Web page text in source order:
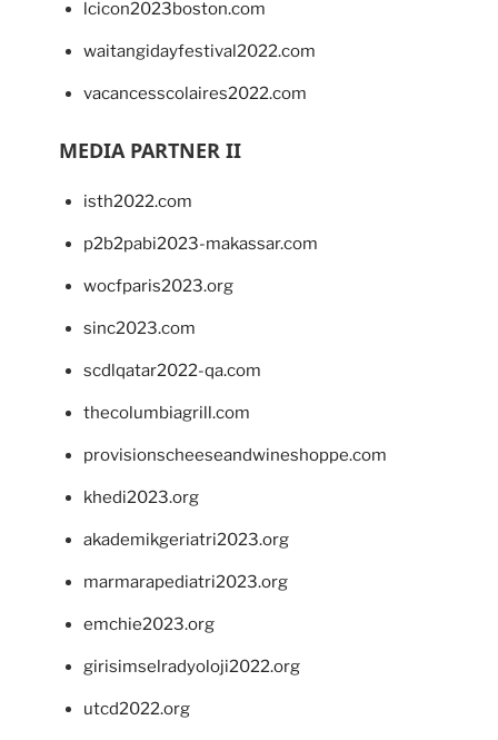
lcicon2023boston.com
waitangidayfestival2022.com
vacancesscolaires2022.com
MEDIA PARTNER II
isth2022.com
p2b2pabi2023-makassar.com
wocfparis2023.org
sinc2023.com
scdlqatar2022-qa.com
thecolumbiagrill.com
provisionscheeseandwineshoppe.com
khedi2023.org
akademikgeriatri2023.org
marmarapediatri2023.org
emchie2023.org
girisimselradyoloji2022.org
utcd2022.org